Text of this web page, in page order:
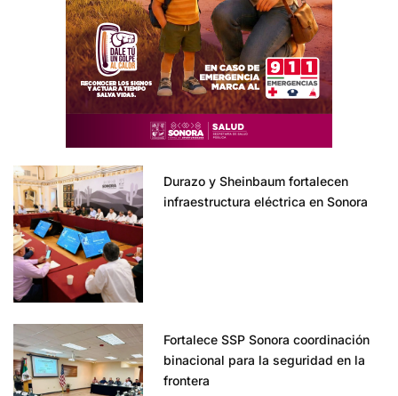
Durazo y Sheinbaum fortalecen
infraestructura eléctrica en Sonora
Fortalece SSP Sonora coordinación
binacional para la seguridad en la
frontera